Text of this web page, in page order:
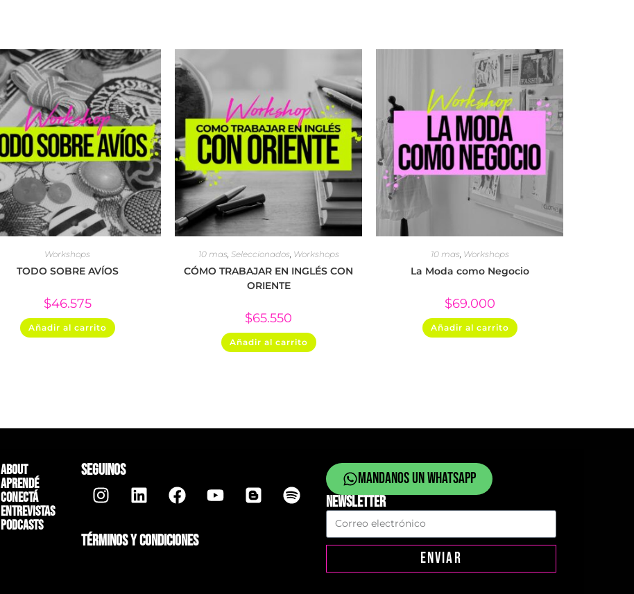
Workshops
TODO SOBRE AVÍOS
$46.575
Añadir al carrito
10 mas Seleccionados Workshops
CÓMO TRABAJAR EN INGLÉS CON
ORIENTE
$65.550
Añadir al carrito
10 mas Workshops
La Moda como Negocio
$69.000
Añadir al carrito
About
Aprendé
Conectá
Entrevistas
Podcasts
SEGUINOS
TÉRMINOS Y CONDICIONES
Mandanos un whatsapp
NEWSLETTER
ENVIAR